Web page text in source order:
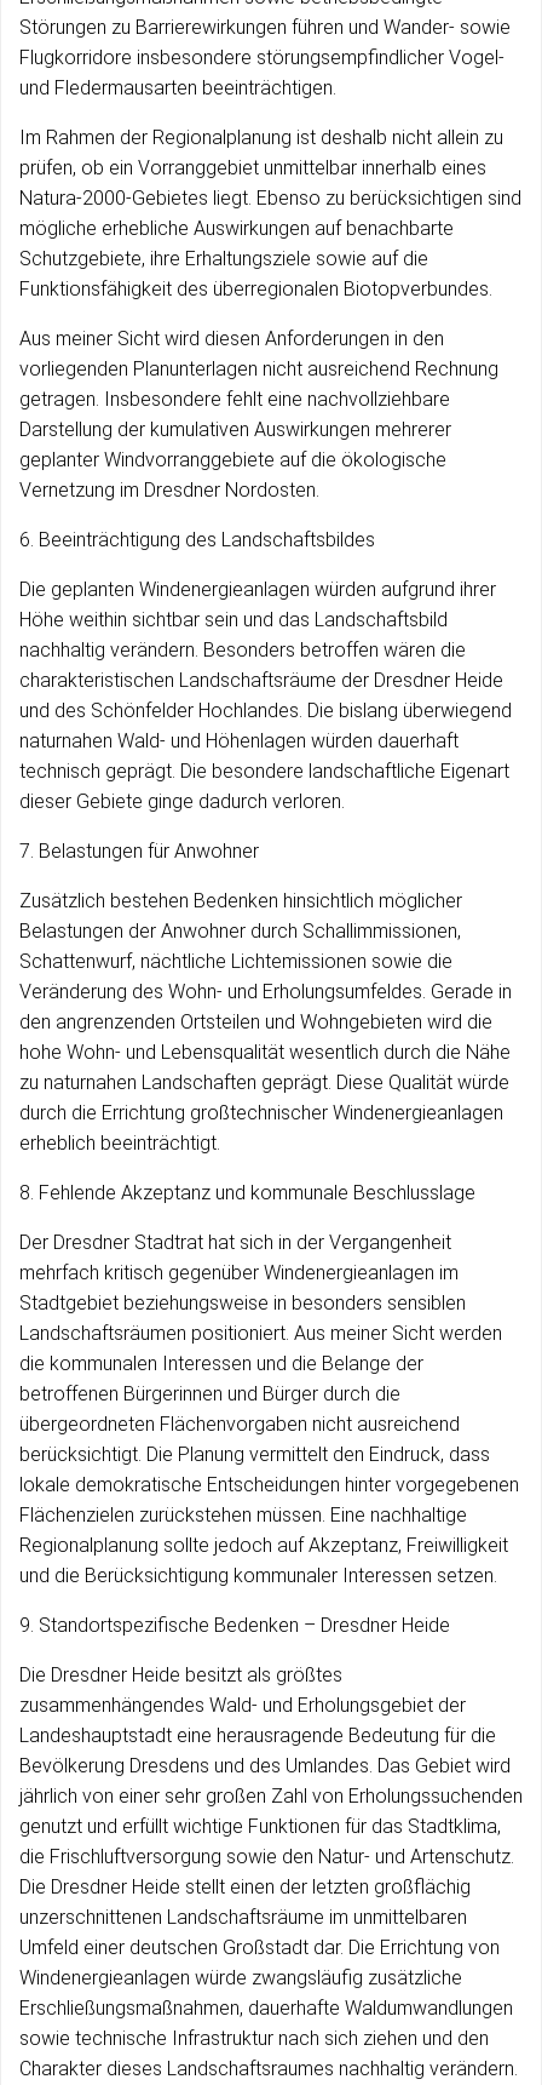
Störungen zu Barrierewirkungen führen und Wander- sowie
Flugkorridore insbesondere störungsempfindlicher Vogel-
und Fledermausarten beeinträchtigen.
Im Rahmen der Regionalplanung ist deshalb nicht allein zu
prüfen, ob ein Vorranggebiet unmittelbar innerhalb eines
Natura-2000-Gebietes liegt. Ebenso zu berücksichtigen sind
mögliche erhebliche Auswirkungen auf benachbarte
Schutzgebiete, ihre Erhaltungsziele sowie auf die
Funktionsfähigkeit des überregionalen Biotopverbundes.
Aus meiner Sicht wird diesen Anforderungen in den
vorliegenden Planunterlagen nicht ausreichend Rechnung
getragen. Insbesondere fehlt eine nachvollziehbare
Darstellung der kumulativen Auswirkungen mehrerer
geplanter Windvorranggebiete auf die ökologische
Vernetzung im Dresdner Nordosten.
6. Beeinträchtigung des Landschaftsbildes
Die geplanten Windenergieanlagen würden aufgrund ihrer
Höhe weithin sichtbar sein und das Landschaftsbild
nachhaltig verändern. Besonders betroffen wären die
charakteristischen Landschaftsräume der Dresdner Heide
und des Schönfelder Hochlandes. Die bislang überwiegend
naturnahen Wald- und Höhenlagen würden dauerhaft
technisch geprägt. Die besondere landschaftliche Eigenart
dieser Gebiete ginge dadurch verloren.
7. Belastungen für Anwohner
Zusätzlich bestehen Bedenken hinsichtlich möglicher
Belastungen der Anwohner durch Schallimmissionen,
Schattenwurf, nächtliche Lichtemissionen sowie die
Veränderung des Wohn- und Erholungsumfeldes. Gerade in
den angrenzenden Ortsteilen und Wohngebieten wird die
hohe Wohn- und Lebensqualität wesentlich durch die Nähe
zu naturnahen Landschaften geprägt. Diese Qualität würde
durch die Errichtung großtechnischer Windenergieanlagen
erheblich beeinträchtigt.
8. Fehlende Akzeptanz und kommunale Beschlusslage
Der Dresdner Stadtrat hat sich in der Vergangenheit
mehrfach kritisch gegenüber Windenergieanlagen im
Stadtgebiet beziehungsweise in besonders sensiblen
Landschaftsräumen positioniert. Aus meiner Sicht werden
die kommunalen Interessen und die Belange der
betroffenen Bürgerinnen und Bürger durch die
übergeordneten Flächenvorgaben nicht ausreichend
berücksichtigt. Die Planung vermittelt den Eindruck, dass
lokale demokratische Entscheidungen hinter vorgegebenen
Flächenzielen zurückstehen müssen. Eine nachhaltige
Regionalplanung sollte jedoch auf Akzeptanz, Freiwilligkeit
und die Berücksichtigung kommunaler Interessen setzen.
9. Standortspezifische Bedenken – Dresdner Heide
Die Dresdner Heide besitzt als größtes
zusammenhängendes Wald- und Erholungsgebiet der
Landeshauptstadt eine herausragende Bedeutung für die
Bevölkerung Dresdens und des Umlandes. Das Gebiet wird
jährlich von einer sehr großen Zahl von Erholungssuchenden
genutzt und erfüllt wichtige Funktionen für das Stadtklima,
die Frischluftversorgung sowie den Natur- und Artenschutz.
Die Dresdner Heide stellt einen der letzten großflächig
unzerschnittenen Landschaftsräume im unmittelbaren
Umfeld einer deutschen Großstadt dar. Die Errichtung von
Windenergieanlagen würde zwangsläufig zusätzliche
Erschließungsmaßnahmen, dauerhafte Waldumwandlungen
sowie technische Infrastruktur nach sich ziehen und den
Charakter dieses Landschaftsraumes nachhaltig verändern.